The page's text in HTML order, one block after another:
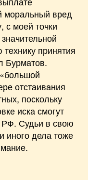
моральный вред
с моей точки
принятия
Бурматов.
отстаивания
поскольку
иска смогут
Судьи в свою
иного дела тоже